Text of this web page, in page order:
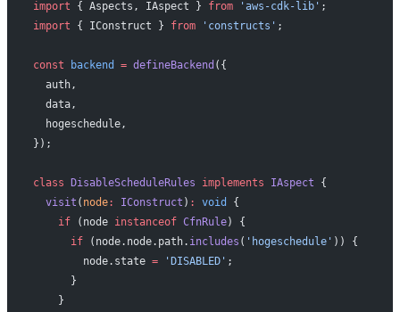
import { Aspects, IAspect } from 'aws-cdk-lib' ;
import { IConstruct } from 'constructs' ;
const backend = defineBackend ({
  auth,
  data,
  hogeschedule,
});
class DisableScheduleRules implements IAspect {
  visit
( node: IConstruct ) : void
{
    if
(node instanceof CfnRule) {
      if
(node.node.path. includes ( 'hogeschedule' )) {
        node.state
= 'DISABLED' ;
      }
    }